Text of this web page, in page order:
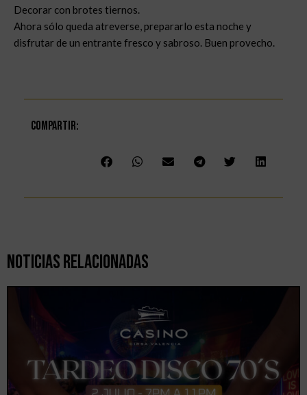
Decorar con brotes tiernos.
Ahora sólo queda atreverse, prepararlo esta noche y
disfrutar de un entrante fresco y sabroso. Buen provecho.
Compartir:
Noticias Relacionadas